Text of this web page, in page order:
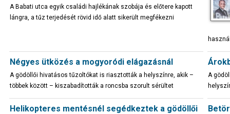
A Babati utca egyik családi hajlékának szobája és előtere kapott
lángra, a tűz terjedését rövid idő alatt sikerült megfékezni
Négyes ütközés a mogyoródi elágazásnál
A gödöllői hivatásos tűzoltókat is riasztották a helyszínre, akik –
többek között – kiszabadították a roncsba szorult sérültet
A
Helikopteres mentésnél segédkeztek a gödöllői